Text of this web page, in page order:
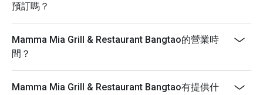
預訂嗎？
Mamma Mia Grill & Restaurant Bangtao的營業時
間？
Mamma Mia Grill & Restaurant Bangtao有提供什